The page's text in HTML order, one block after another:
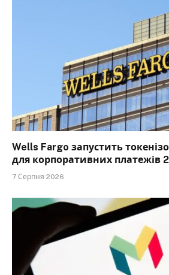
Wells Fargo запустить
для корпоративних платежів
7 Серпня 2026